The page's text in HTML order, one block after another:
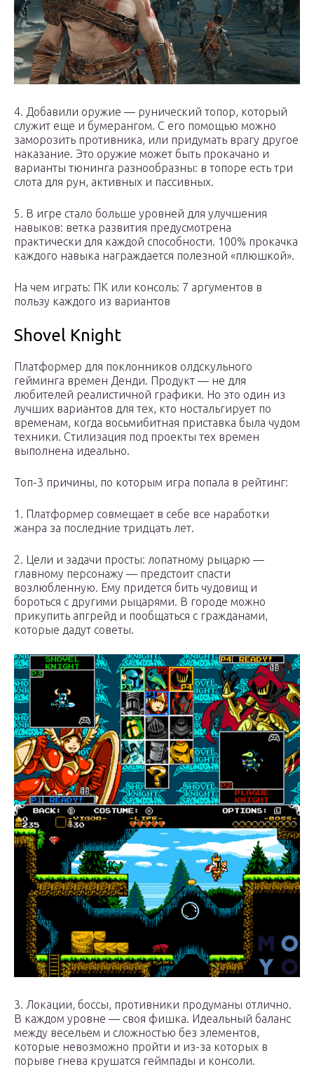
4. Добавили оружие — рунический топор, который
служит еще и бумерангом. С его помощью можно
заморозить противника, или придумать врагу другое
наказание. Это оружие может быть прокачано и
варианты тюнинга разнообразны: в топоре есть три
слота для рун, активных и пассивных.
5. В игре стало больше уровней для улучшения
навыков: ветка развития предусмотрена
практически для каждой способности. 100% прокачка
каждого навыка награждается полезной «плюшкой».
На чем играть: ПК или консоль: 7 аргументов в
пользу каждого из вариантов
Shovel Knight
Платформер для поклонников олдскульного
гейминга времен Денди. Продукт — не для
любителей реалистичной графики. Но это один из
лучших вариантов для тех, кто ностальгирует по
временам, когда восьмибитная приставка была чудом
техники. Стилизация под проекты тех времен
выполнена идеально.
Топ-3 причины, по которым игра попала в рейтинг:
1. Платформер совмещает в себе все наработки
жанра за последние тридцать лет.
2. Цели и задачи просты: лопатному рыцарю —
главному персонажу — предстоит спасти
возлюбленную. Ему придется бить чудовищ и
бороться с другими рыцарями. В городе можно
прикупить апгрейд и пообщаться с гражданами,
которые дадут советы.
3. Локации, боссы, противники продуманы отлично.
В каждом уровне — своя фишка. Идеальный баланс
между весельем и сложностью без элементов,
которые невозможно пройти и из-за которых в
порыве гнева крушатся геймпады и консоли.